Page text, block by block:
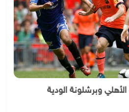
وبرشلونة الودية